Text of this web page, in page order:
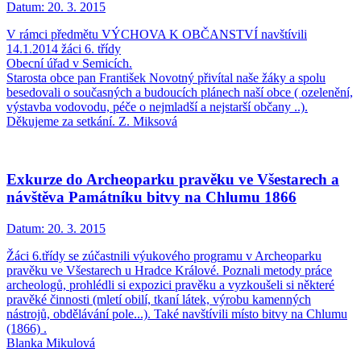
Datum: 20. 3. 2015
V rámci předmětu VÝCHOVA K OBČANSTVÍ navštívili
14.1.2014 žáci 6. třídy
Obecní úřad v Semicích.
Starosta obce pan František Novotný přivítal naše žáky a spolu
besedovali o současných a budoucích plánech naší obce ( ozelenění,
výstavba vodovodu, péče o nejmladší a nejstarší občany ..).
Děkujeme za setkání. Z. Miksová
Exkurze do Archeoparku pravěku ve Všestarech a
návštěva Památníku bitvy na Chlumu 1866
Datum: 20. 3. 2015
Žáci 6.třídy se zúčastnili výukového programu v Archeoparku
pravěku ve Všestarech u Hradce Králové. Poznali metody práce
archeologů, prohlédli si expozici pravěku a vyzkoušeli si některé
pravěké činnosti (mletí obilí, tkaní látek, výrobu kamenných
nástrojů, obdělávání pole...). Také navštívili místo bitvy na Chlumu
(1866) .
Blanka Mikulová